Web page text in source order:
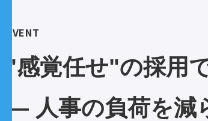
EVENT
"感覚任せ"の採用
― 人事の負荷を減